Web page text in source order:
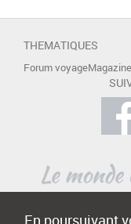
En poursuivant
THEMATIQUES
Forum voyage